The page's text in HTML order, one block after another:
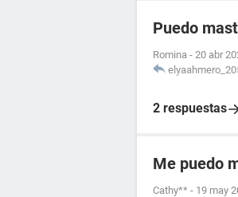
Puedo
Romina - 20 abr
2 respuestas
Me puedo
Cathy** - 19 may